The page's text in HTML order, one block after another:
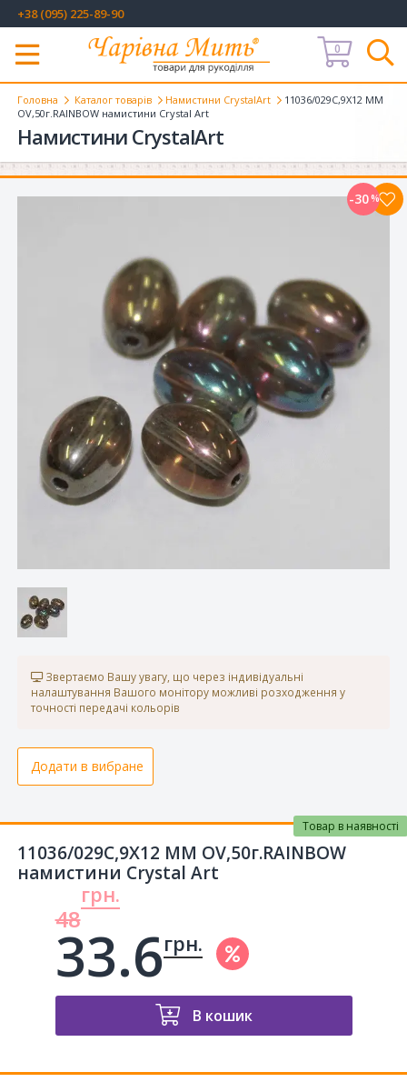
+38 (095) 225-89-90
Меню
0
Головна Каталог товарів Намистини CrystalArt
11036/029C,9X12 MM
OV,50г.RAINBOW намистини Crystal Art
Намистини CrystalArt
Звертаємо Вашу увагу, що через індивідуальні
налаштування Вашого монітору можливі розходження у
точності передачі кольорів
Додати в вибране
-30%
11036/029C,9X12 MM OV,50г.RAINBOW
намистини Crystal Art
Товар в наявності
48
грн.
33.6грн.
В кошик